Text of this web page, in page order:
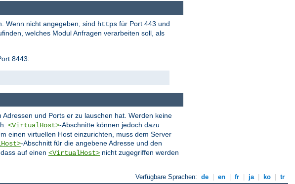
Wenn nicht angegeben, sind https für Port 443 und
welches Modul Anfragen verarbeiten soll, als
8443:
und Ports er zu lauschen hat. Werden keine
<VirtualHost>-Abschnitte können jedoch dazu
einen virtuellen Host einzurichten, muss dem Server
-Abschnitt für die angebene Adresse und den
auf einen <VirtualHost> nicht zugegriffen werden
Verfügbare Sprachen: de en fr ja ko tr